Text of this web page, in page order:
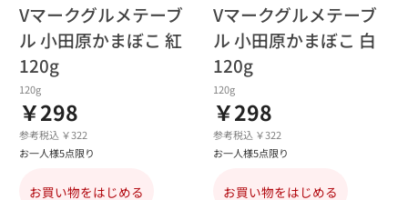
Vマークグルメテーブ
ル 小田原かまぼこ 紅
120g
120g
￥298
参考税込 ￥322
お一人様5点限り
お買い物をはじめる
Vマークグルメテーブ
ル 小田原かまぼこ 白
120g
120g
￥298
参考税込 ￥322
お一人様5点限り
お買い物をはじめる